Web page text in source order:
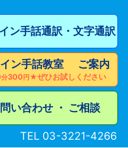
ン手話通訳・文字通訳
イン手話教室 ご案内
分300円★ぜひお試しください
い合わせ ・ ご相談
TEL 03-3221-4266